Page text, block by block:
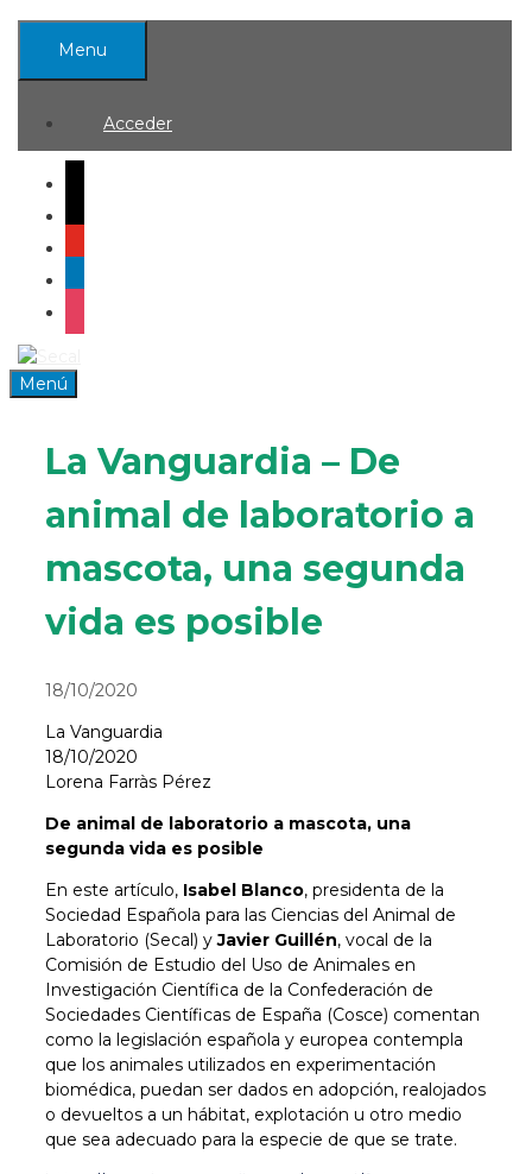
Saltar
Menu
Acceder
Menú
La Vanguardia – De
animal de laboratorio a
mascota, una segunda
vida es posible
18/10/2020
La Vanguardia
18/10/2020
Lorena Farràs Pérez
De animal de laboratorio a mascota, una
segunda vida es posible
En este artículo, Isabel Blanco, presidenta de la
Sociedad Española para las Ciencias del Animal de
Laboratorio (Secal) yJavier Guillén, vocal de la
Comisión de Estudio del Uso de Animales en
Investigación Científica de la Confederación de
Sociedades Científicas de España (Cosce) comentan
como la legislación española y europea contempla
que los animales utilizados en experimentación
biomédica, puedan ser dados en adopción, realojados
o devueltos a un hábitat, explotación u otro medio
que sea adecuado para la especie de que se trate.